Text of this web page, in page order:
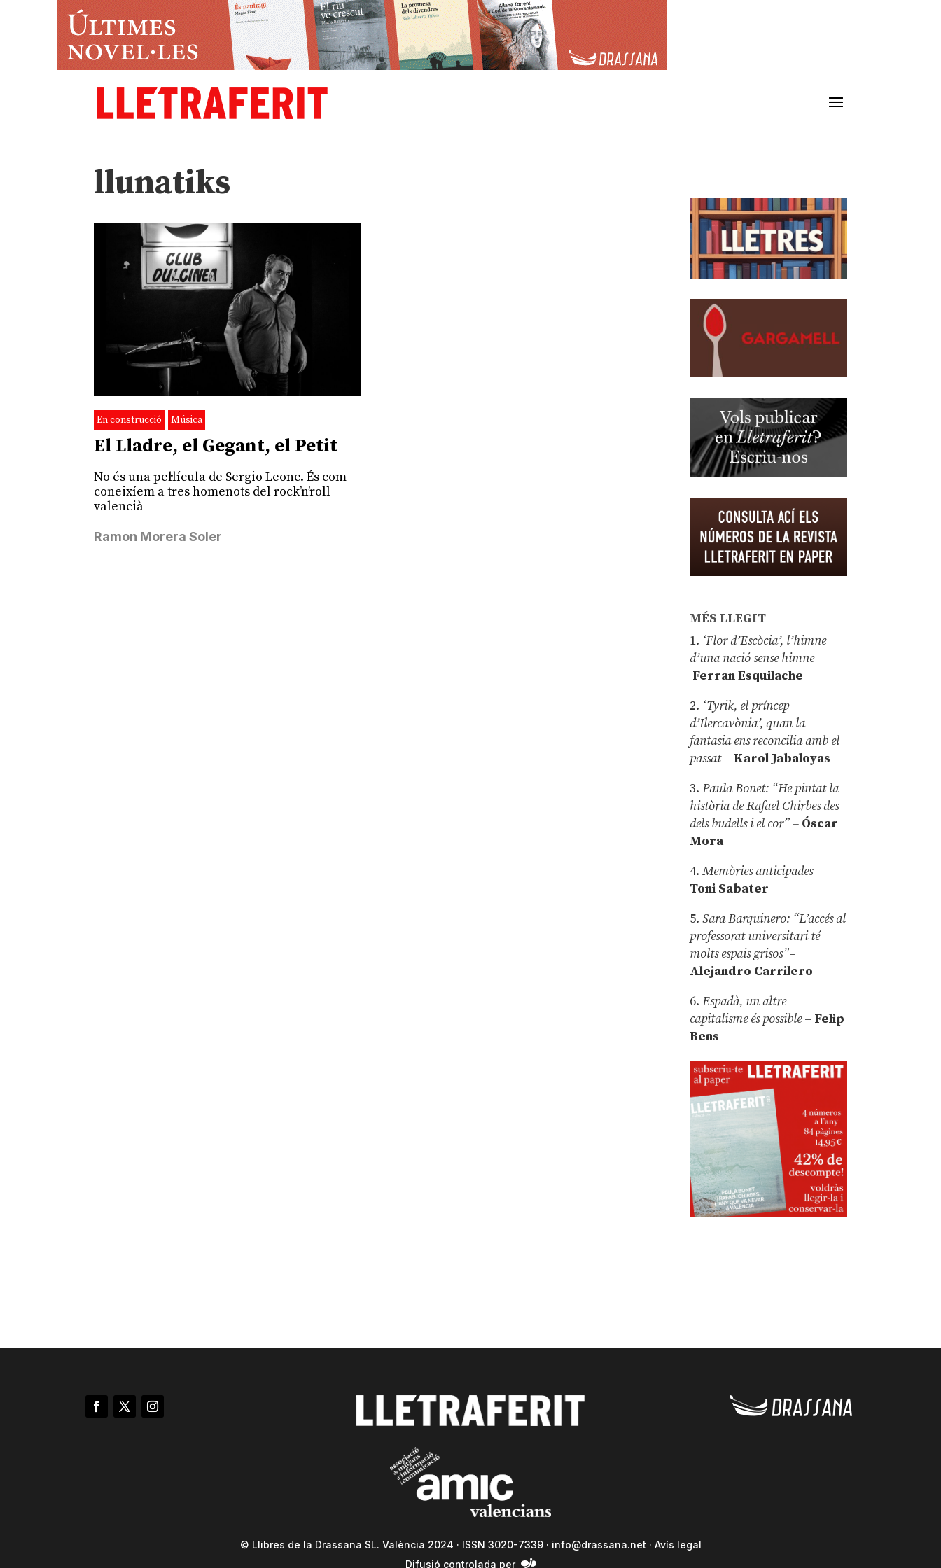
llunatiks
En construcció Música
El Lladre, el Gegant, el Petit
No és una pel·lícula de Sergio Leone. És com
coneixíem a tres homenots del rock’n’roll
valencià
Ramon Morera Soler
MÉS LLEGIT
1. ‘Flor d’Escòcia’, l’himne
d’una nació sense himne–
Ferran Esquilache
2. ‘Tyrik, el príncep
d’Ilercavònia’, quan la
fantasia ens reconcilia amb el
passat– Karol Jabaloyas
3.Paula Bonet: “He pintat la
història de Rafael Chirbes des
dels budells i el cor” – Óscar
Mora
4.Memòries anticipades–
Toni Sabater
5.Sara Barquinero: “L’accés al
professorat universitari té
molts espais grisos”–
Alejandro Carrilero
6.Espadà, un altre
capitalisme és possible – Felip
Bens
© Llibres de la Drassana SL. València 2024 · ISSN 3020-7339 · info@drassana.net · Avís legal
Difusió controlada per